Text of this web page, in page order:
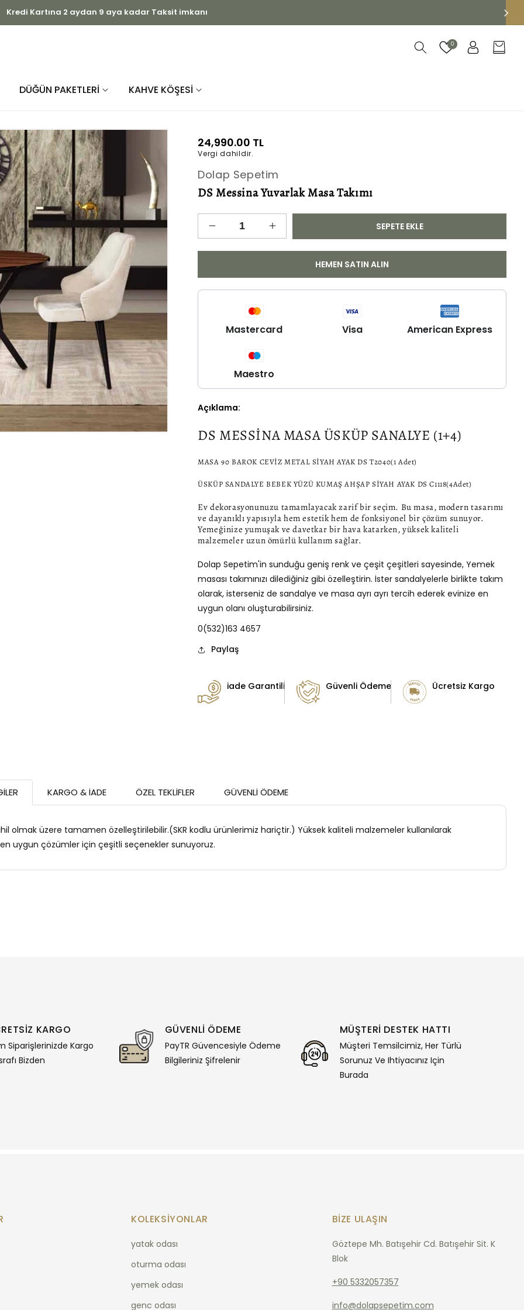
ihtiyaç duyduğunuz dolapları üretiyoruz
DÜĞÜN PAKETLERİ KAHVE KÖŞESİ
0 Oturum
Sepet
Normal
fiyat
24,990.00 TL
Vergi dahildir.
Dolap Sepetim
DS Messina Yuvarlak Masa Takımı
takımı
için
DS
Messina
takımı
için
SEPETE EKLE
HEMEN SATIN ALIN
Mastercard Visa American Express
Maestro
Açıklama:
DS MESSİNA MASA ÜSKÜP SANALYE (1+4)
MASA 90 BAROK CEVİZ METAL SİYAH AYAK DS T2040(1 Adet)
ÜSKÜP SANDALYE BEBEK YÜZÜ KUMAŞ AHŞAP SİYAH AYAK DS C1118(4Adet)
Ev dekorasyonunuzu tamamlayacak zarif bir seçim. Bu masa, modern tasarımı
ve dayanıklı yapısıyla hem estetik hem de fonksiyonel bir çözüm sunuyor.
Yemeğinize yumuşak ve davetkar bir hava katarken, yüksek kaliteli
malzemeler uzun ömürlü kullanım sağlar.
Dolap Sepetim'in sunduğu geniş renk ve çeşit çeşitleri sayesinde, Yemek
masası takımınızı dilediğiniz gibi özelleştirin. İster sandalyelerle birlikte takım
olarak, isterseniz de sandalye ve masa ayrı ayrı tercih ederek evinize en
uygun olanı oluşturabilirsiniz.
0(532)163 4657
Paylaş
iade Garantili Güvenli Ödeme Ücretsiz Kargo
KARGO & İADE ÖZEL TEKLIFLER GÜVENLI ÖDEME
olmak üzere tamamen özelleştirilebilir.(SKR kodlu ürünlerimiz hariçtir.) Yüksek kaliteli malzemeler kullanılarak
uygun çözümler için çeşitli seçenekler sunuyoruz.
KARGO
Siparişlerinizde Kargo
Bizden
GÜVENLİ ÖDEME
PayTR Güvencesiyle Ödeme
Bilgileriniz Şifrelenir
MÜŞTERİ DESTEK HATTI
Müşteri Temsilcimiz, Her Türlü
Sorunuz Ve Ihtiyacınız Için
Burada
KOLEKSIYONLAR
yatak odası
oturma odası
yemek odası
genc odası
BIZE ULAŞIN
Göztepe Mh. Batışehir Cd. Batışehir Sit. K
Blok
+90 5332057357
info@dolapsepetim.com